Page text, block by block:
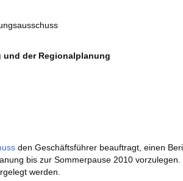
der Regionalplanung
den Geschäftsführer beauftragt, einen
bis zur Sommerpause 2010
werden.